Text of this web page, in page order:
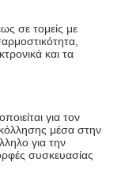
σε τομείς με
και τα
για τον
μέσα στην
για την
συσκευασίας